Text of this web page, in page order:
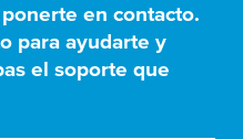
en contacto.
para ayudarte y
el soporte que